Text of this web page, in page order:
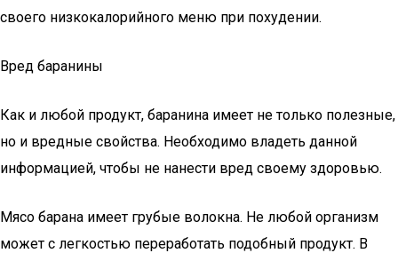
своего низкокалорийного меню при похудении.
Вред баранины
Как и любой продукт, баранина имеет не только полезные,
но и вредные свойства. Необходимо владеть данной
информацией, чтобы не нанести вред своему здоровью.
Мясо барана имеет грубые волокна. Не любой организм
может с легкостью переработать подобный продукт. В